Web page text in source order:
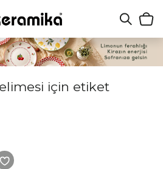
için etiket